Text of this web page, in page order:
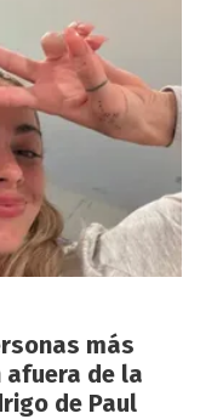
más
de la
de Paul